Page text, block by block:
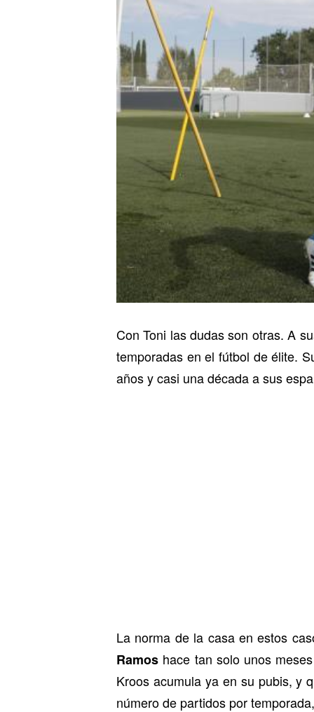
Con Toni las dudas son otras. A
temporadas en el fútbol de élite.
años y casi una década a sus
La norma de la casa en estos
Ramos hace tan solo unos
Kroos acumula ya en su pubis, y
número de partidos por